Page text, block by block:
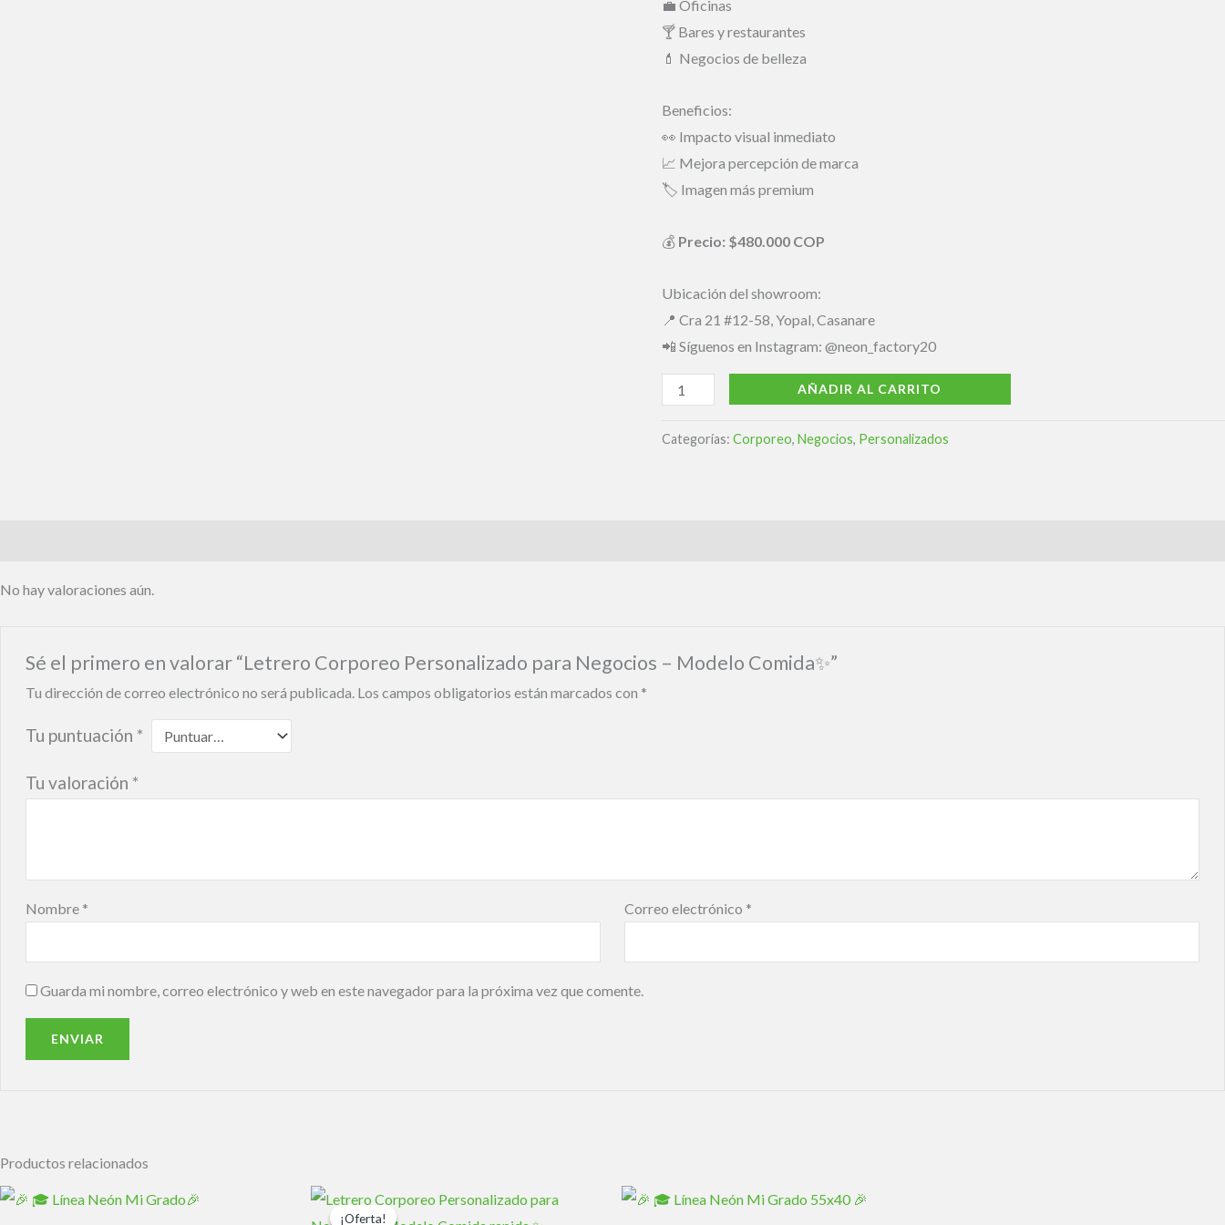
💼 Oficinas
🍸 Bares y restaurantes
💄 Negocios de belleza
Beneficios:
👀 Impacto visual inmediato
📈 Mejora percepción de marca
🏷️ Imagen más premium
💰 Precio: $480.000 COP
Ubicación del showroom:
📍 Cra 21 #12-58, Yopal, Casanare
📲 Síguenos en Instagram: @neon_factory20
AÑADIR AL CARRITO
Categorías: Corporeo, Negocios, Personalizados
No hay valoraciones aún.
Sé el primero en valorar “Letrero Corporeo Personalizado para Negocios – Modelo Comida✨”
Tu dirección de correo electrónico no será publicada. Los campos obligatorios están marcados con *
Tu puntuación *
Tu valoración *
Nombre * Correo electrónico *
Guarda mi nombre, correo electrónico y web en este navegador para la próxima vez que comente.
Productos relacionados
¡Oferta!
¡Oferta!
El
precio
precio